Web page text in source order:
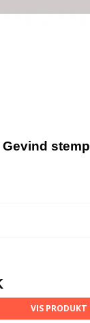
Gevind
VIS PRODUKT